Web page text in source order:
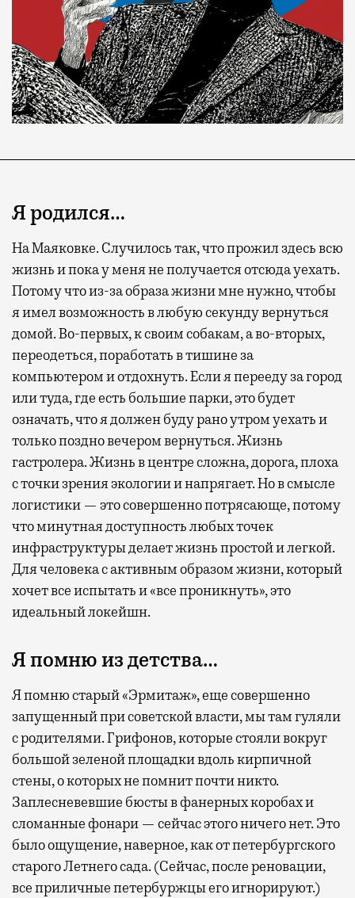
Я родился…
На Маяковке. Случилось так, что прожил здесь всю
жизнь и пока у меня не получается отсюда уехать.
Потому что из-за образа жизни мне нужно, чтобы
я имел возможность в любую секунду вернуться
домой. Во-первых, к своим собакам, а во-вторых,
переодеться, поработать в тишине за
компьютером и отдохнуть. Если я перееду за город
или туда, где есть большие парки, это будет
означать, что я должен буду рано утром уехать и
только поздно вечером вернуться. Жизнь
гастролера. Жизнь в центре сложна, дорога, плоха
с точки зрения экологии и напрягает. Но в смысле
логистики — это совершенно потрясающе, потому
что минутная доступность любых точек
инфраструктуры делает жизнь простой и легкой.
Для человека с активным образом жизни, который
хочет все испытать и «все проникнуть», это
идеальный локейшн.
Я помню из детства…
Я помню старый «Эрмитаж», еще совершенно
запущенный при советской власти, мы там гуляли
с родителями. Грифонов, которые стояли вокруг
большой зеленой площадки вдоль кирпичной
стены, о которых не помнит почти никто.
Заплесневевшие бюсты в фанерных коробах и
сломанные фонари — сейчас этого ничего нет. Это
было ощущение, наверное, как от петербургского
старого Летнего сада. (Сейчас, после реновации,
все приличные петербуржцы его игнорируют.)